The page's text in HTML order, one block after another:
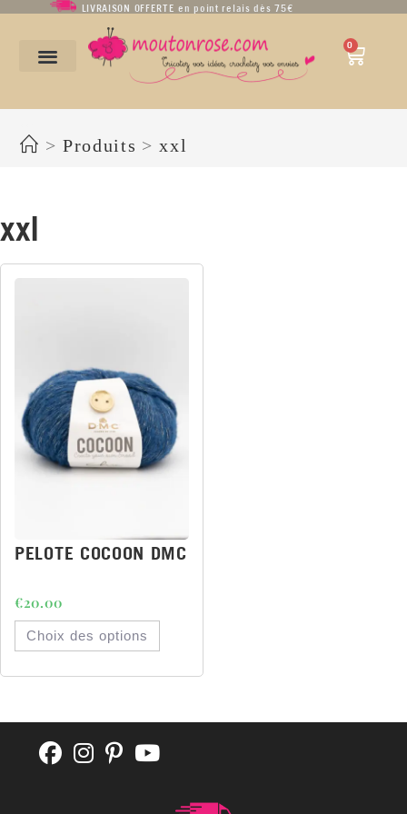
LIVRAISON OFFERTE en point relais dès 75€
0
> Produits > xxl
xxl
PELOTE COCOON DMC
€20.00
Choix des options